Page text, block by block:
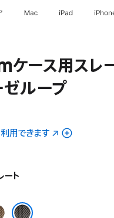
Mac iPad
ース用スレ
ゼループ
用できます
（新
ート